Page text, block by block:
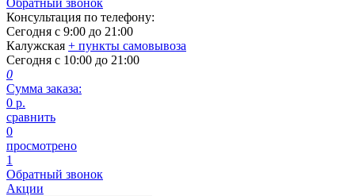
Обратный звонок
Консультация по телефону:
Сегодня с 9:00 до 21:00
Калужская + пункты самовывоза
Сегодня с 10:00 до 21:00
0
Сумма заказа:
0 р.
сравнить
0
просмотрено
1
Обратный звонок
Акции